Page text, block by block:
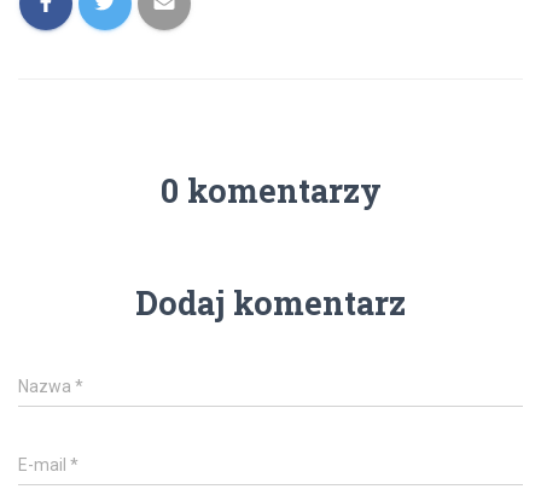
0 komentarzy
Dodaj komentarz
Nazwa *
E-mail *